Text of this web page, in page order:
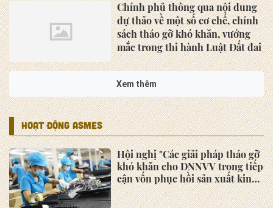
Chính phủ thông qua nội dung
dự thảo về một số cơ chế, chính
sách tháo gỡ khó khăn, vướng
mắc trong thi hành Luật Đất đai
Khi người Việt ‘chạm’ vào nền
kinh tế không tiền mặt
Ngành chăn nuôi chuyển mình
mạnh nhờ công nghệ hiện đại